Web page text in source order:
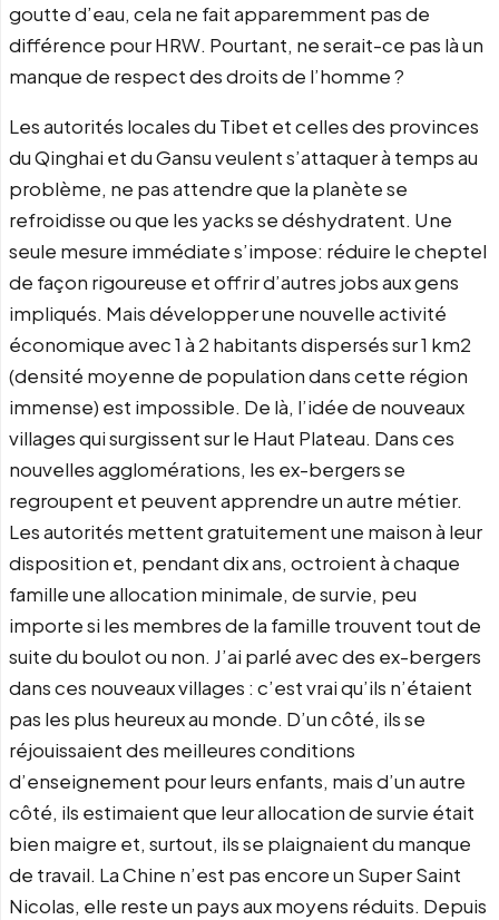
goutte d’eau, cela ne fait apparemment pas de
différence pour HRW. Pourtant, ne serait-ce pas là un
manque de respect des droits de l’homme ?
Les autorités locales du Tibet et celles des provinces
du Qinghai et du Gansu veulent s’attaquer à temps au
problème, ne pas attendre que la planète se
refroidisse ou que les yacks se déshydratent. Une
seule mesure immédiate s’impose: réduire le cheptel
de façon rigoureuse et offrir d’autres jobs aux gens
impliqués. Mais développer une nouvelle activité
économique avec 1 à 2 habitants dispersés sur 1 km2
(densité moyenne de population dans cette région
immense) est impossible. De là, l’idée de nouveaux
villages qui surgissent sur le Haut Plateau. Dans ces
nouvelles agglomérations, les ex-bergers se
regroupent et peuvent apprendre un autre métier.
Les autorités mettent gratuitement une maison à leur
disposition et, pendant dix ans, octroient à chaque
famille une allocation minimale, de survie, peu
importe si les membres de la famille trouvent tout de
suite du boulot ou non. J’ai parlé avec des ex-bergers
dans ces nouveaux villages : c’est vrai qu’ils n’étaient
pas les plus heureux au monde. D’un côté, ils se
réjouissaient des meilleures conditions
d’enseignement pour leurs enfants, mais d’un autre
côté, ils estimaient que leur allocation de survie était
bien maigre et, surtout, ils se plaignaient du manque
de travail. La Chine n’est pas encore un Super Saint
Nicolas, elle reste un pays aux moyens réduits. Depuis